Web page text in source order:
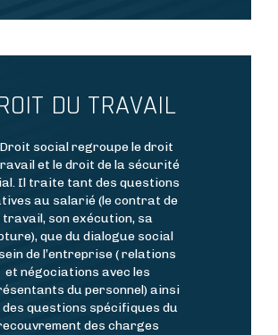
DU TRAVAIL
social regroupe le droit
et le droit de la sécurité
Il traite tant des questions
au salarié (le contrat de
travail, son exécution, sa
que du dialogue social
de l’entreprise ( relations
et négociations avec les
du personnel) ainsi
des questions spécifiques du
des charges